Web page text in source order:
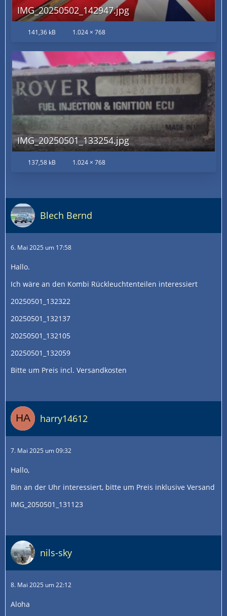
IMG_20250502_142947.jpg
141,36 kB 1.024 × 768
IMG_20250501_133254.jpg
137,58 kB 1.024 × 768
Blech Bernd
6. Mai 2025 um 17:58
Hallo.
Ich wäre an den Kombi Rückleuchtenteilen interessiert
20250501_132322
20250501_132137
20250501_132105
20250501_132059
Bitte um Preis incl. Versandkosten
harry14612
7. Mai 2025 um 09:32
Hallo,
Bin an der Uhr interessiert, bitte um Preis inklusive Versand
IMG_2050501_131123
nils-sky
8. Mai 2025 um 22:12
Aloha